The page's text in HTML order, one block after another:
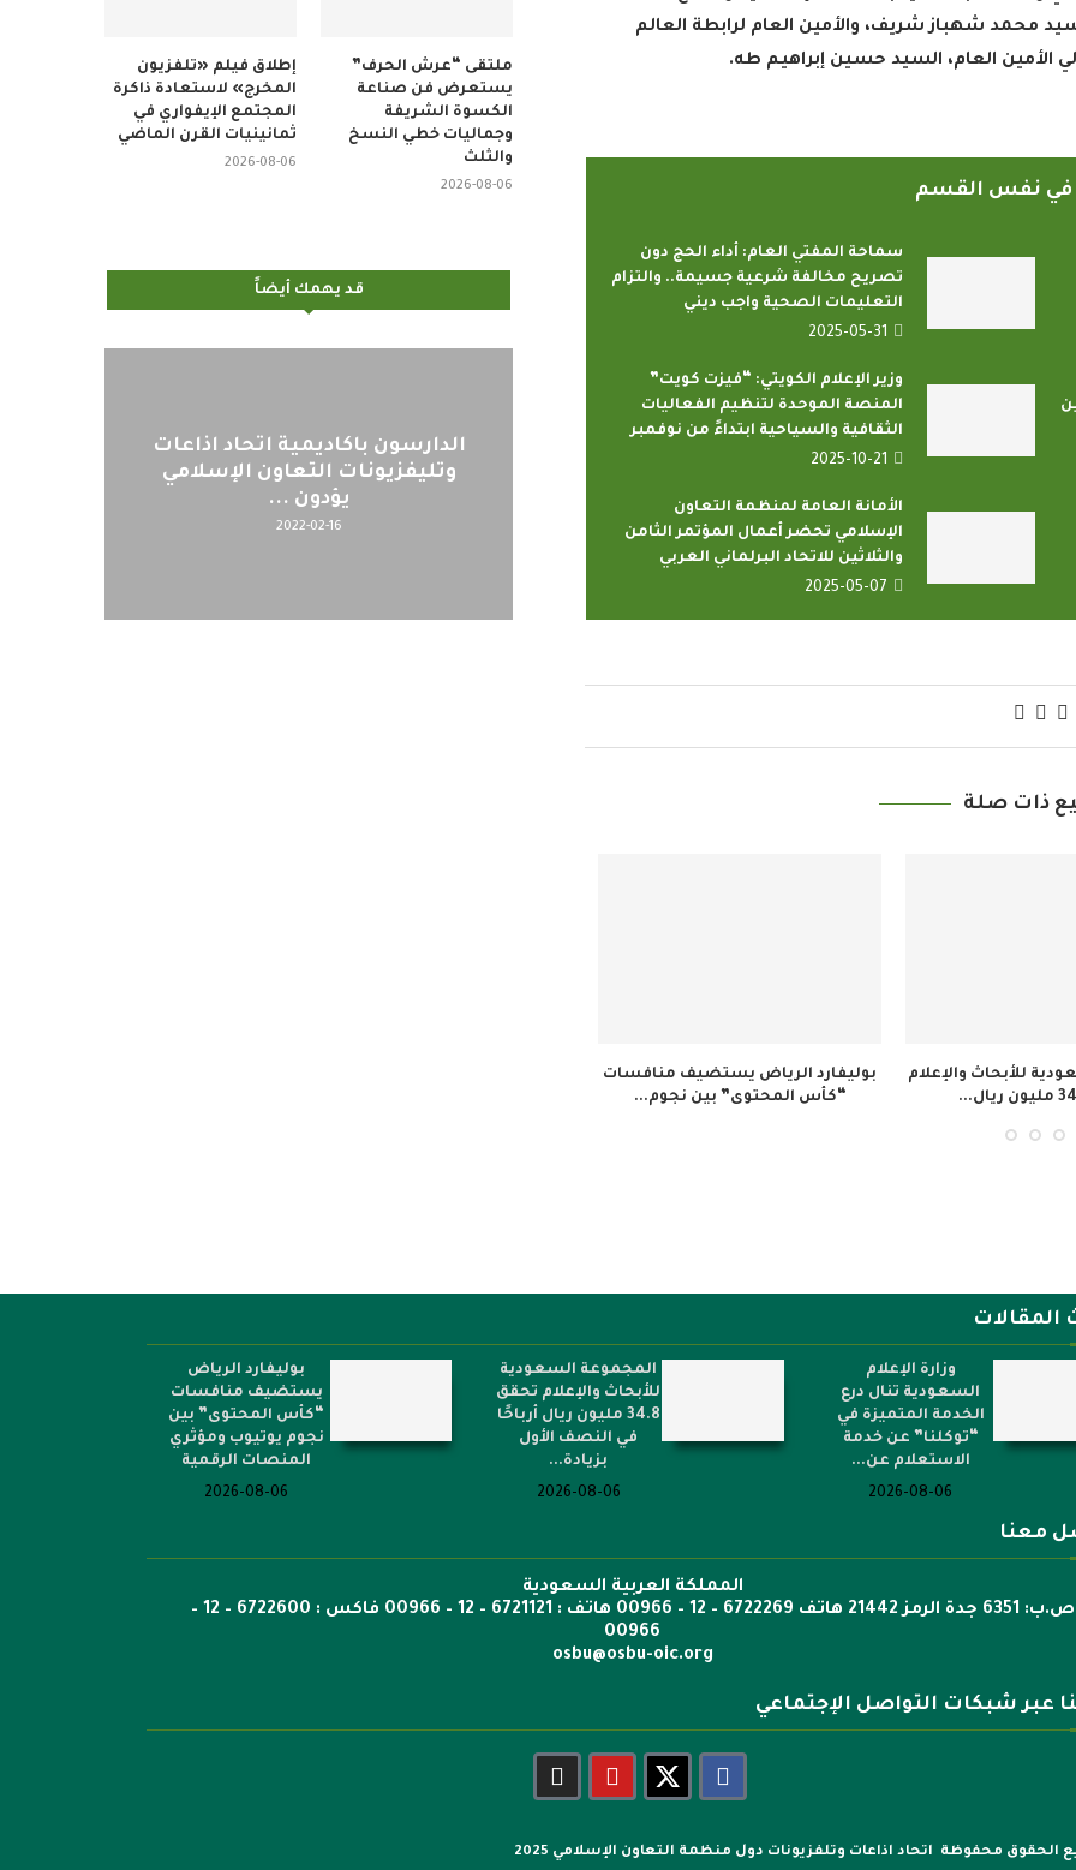
محمد شهباز شريف، والأمين العام لرابطة العالم
الأمين العام، السيد حسين إبراهيم طه.
في نفس القسم
سماحة المفتي العام: أداء الحج دون
تصريح مخالفة شرعية جسيمة.. والتزام
التعليمات الصحية واجب ديني
2025-05-31
وزير الإعلام الكويتي: “فيزت كويت”
المنصة الموحدة لتنظيم الفعاليات
الثقافية والسياحية ابتداءً من نوفمبر
2025-10-21
الأمانة العامة لمنظمة التعاون
الإسلامي تحضر أعمال المؤتمر الثامن
والثلاثين للاتحاد البرلماني العربي
2025-05-07
ذات صلة
للأبحاث والإعلام
بوليفارد الرياض يستضيف منافسات
“كأس المحتوى” بين نجوم...
إطلاق فيلم «تلفزيون
المخرج» لاستعادة ذاكرة
المجتمع الإيفواري في
ثمانينيات القرن الماضي
2026-08-06
ملتقى “عرش الحرف”
يستعرض فن صناعة
الكسوة الشريفة
وجماليات خطي النسخ
والثلث
2026-08-06
قد يهمك أيضاً
أمين عام منظمة التعاون الإسلامي
2022-04-12
الدارسون باكاديمية اتحاد اذاعات
وتليفزيونات التعاون الإسلامي
يؤدون ...
2022-02-16
المقالات
وزارة الإعلام
السعودية تنال درع
الخدمة المتميزة في
“توكلنا” عن خدمة
الاستعلام عن...
2026-08-06
المجموعة السعودية
للأبحاث والإعلام تحقق
34.8 مليون ريال أرباحًا
في النصف الأول
بزيادة...
2026-08-06
بوليفارد الرياض
يستضيف منافسات
“كأس المحتوى” بين
نجوم يوتيوب ومؤثري
المنصات الرقمية
2026-08-06
معنا
المملكة العربية السعودية
ص.ب: 6351 جدة الرمز 21442 هاتف 6722269 – 12 – 00966 هاتف : 6721121 – 12 – 00966 فاكس : 6722600 – 12 –
00966
osbu@osbu-oic.org
عبر شبكات التواصل الإجتماعي
الحقوق محفوظة اتحاد اذاعات وتلفزيونات دول منظمة التعاون الإسلامي 2025